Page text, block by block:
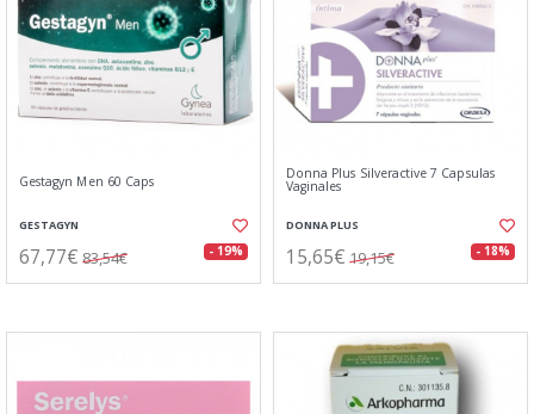
Gestagyn Men 60 Caps
GESTAGYN
67,77€ 83,54€ - 19%
Donna Plus Silveractive 7 Capsulas
Vaginales
DONNA PLUS
15,65€ 19,15€ - 18%